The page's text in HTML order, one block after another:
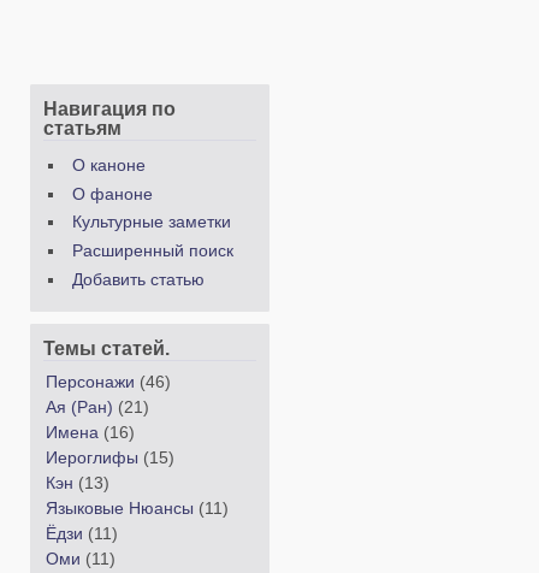
Навигация по
статьям
О каноне
О фаноне
Культурные заметки
Расширенный поиск
Добавить статью
Темы статей.
Персонажи (46)
Ая (Ран) (21)
Имена (16)
Иероглифы (15)
Кэн (13)
Языковые Нюансы (11)
Ёдзи (11)
Оми (11)